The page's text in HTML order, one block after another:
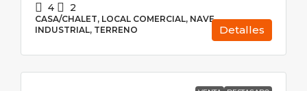
4 2
CASA/CHALET, LOCAL COMERCIAL, NAVE
INDUSTRIAL, TERRENO
Detalles